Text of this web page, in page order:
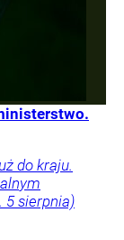
do kraju.
5 sierpnia)